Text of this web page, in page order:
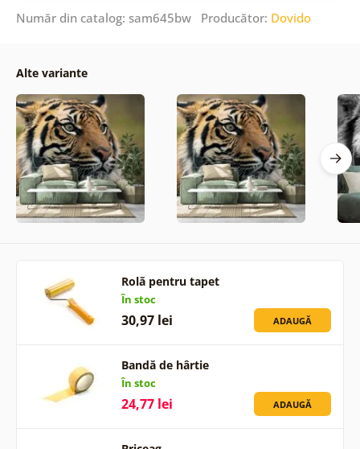
Număr din catalog: sam645bw Producător: Dovido
Alte variante
Rolă pentru tapet
În stoc
30,97 lei ADAUGĂ
Bandă de hârtie
În stoc
24,77 lei ADAUGĂ